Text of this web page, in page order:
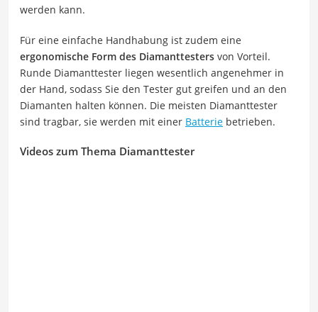
werden kann.
Für eine einfache Handhabung ist zudem eine
ergonomische Form des Diamanttesters von Vorteil.
Runde Diamanttester liegen wesentlich angenehmer in
der Hand, sodass Sie den Tester gut greifen und an den
Diamanten halten können. Die meisten Diamanttester
sind tragbar, sie werden mit einer Batterie betrieben.
Videos zum Thema Diamanttester